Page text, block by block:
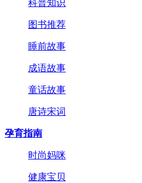
科普知识
图书推荐
睡前故事
成语故事
童话故事
唐诗宋词
孕育指南
时尚妈咪
健康宝贝